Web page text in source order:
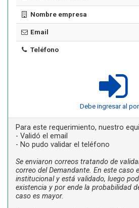
Nombre empresa
Email
Teléfono
Debe ingresar al
Para este requerimiento, nuestro
- Validó el email
- No pudo validar el teléfono
Se enviaron correos tratando de
correo del Demandante. En este caso
institucional y está validado, luego
existencia y por ende la probabilidad
caso es mayor.